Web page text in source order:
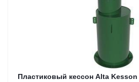
Пластиковый кессон Alta